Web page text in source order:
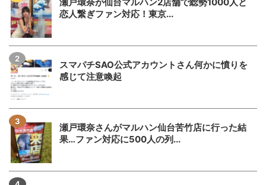
恋人繋ぎファン対応！東京...
スマパチSAO公式アカウントさん何かに憤りを
感じて注意喚起
瀬戸環奈さんがマルハン仙台苦竹店に行った結
果…ファン対応に500人の列...